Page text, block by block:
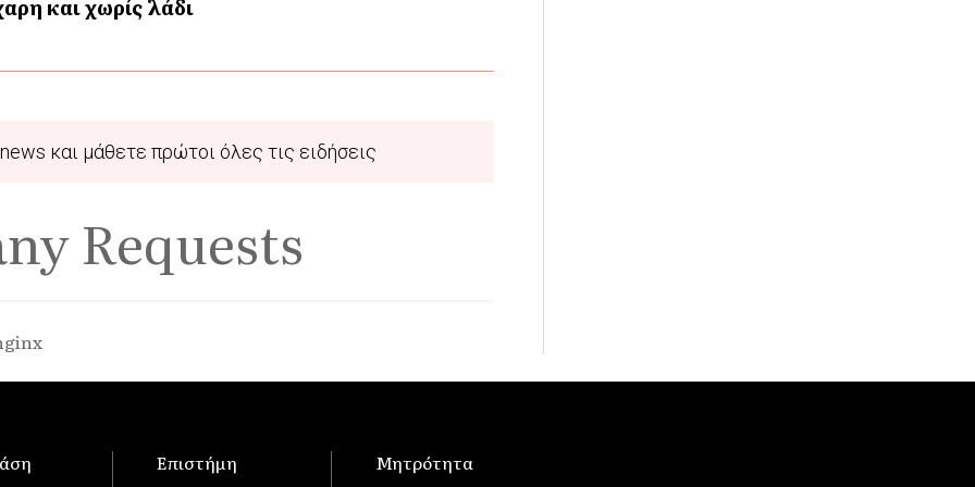
και χωρίς λάδι
και μάθετε πρώτοι όλες τις ειδήσεις
Requests
Επιστήμη Μητρότητα